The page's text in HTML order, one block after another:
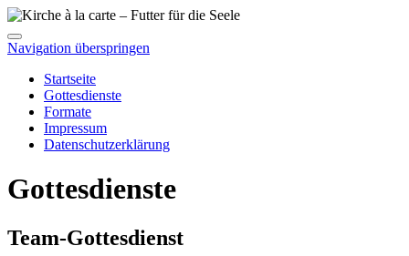
Navigation überspringen
Startseite
Gottesdienste
Formate
Impressum
Datenschutzerklärung
Gottesdienste
Team-Gottesdienst